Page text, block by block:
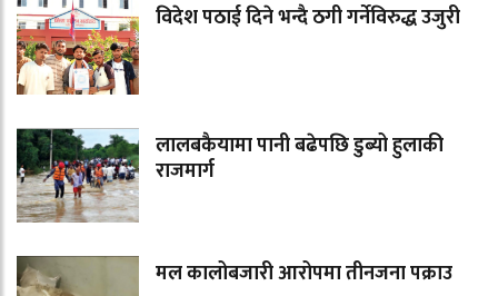
विदेश पठाई दिने भन्दै ठगी गर्नेविरुद्ध उजुरी
लालबकैयामा पानी बढेपछि डुब्यो हुलाकी
राजमार्ग
मल कालोबजारी आरोपमा तीनजना पक्राउ